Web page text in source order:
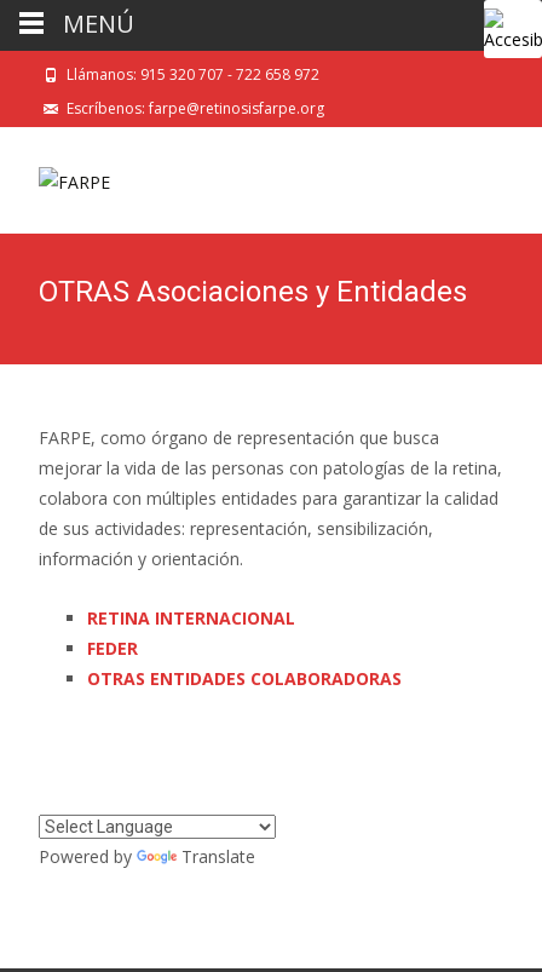
Llámanos: 915 320 707 - 722 658 972
Escríbenos: farpe@retinosisfarpe.org
OTRAS Asociaciones y Entidades
FARPE, como órgano de representación que busca
mejorar la vida de las personas con patologías de la retina,
colabora con múltiples entidades para garantizar la calidad
de sus actividades: representación, sensibilización,
información y orientación.
RETINA INTERNACIONAL
FEDER
OTRAS ENTIDADES COLABORADORAS
Powered by Translate
MENÚ